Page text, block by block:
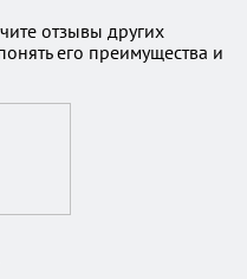
отзывы других
его преимущества и